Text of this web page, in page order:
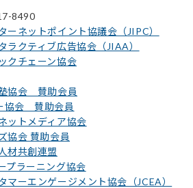
8490
ーネットポイント協議会（JIPC）
ラクティブ広告協会（JIAA）
クチェーン協会
協会 賛助会員
協会 賛助会員
ットメディア協会
協会 賛助会員
材共創連盟
プラーニング協会
マーエンゲージメント協会（JCEA）